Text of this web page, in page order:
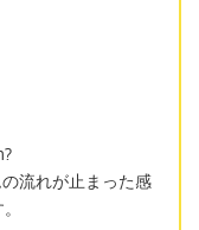
流れが止まった感